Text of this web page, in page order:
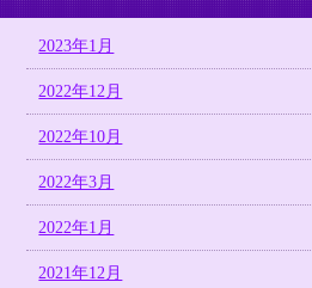
2023年1月
2022年12月
2022年10月
2022年3月
2022年1月
2021年12月